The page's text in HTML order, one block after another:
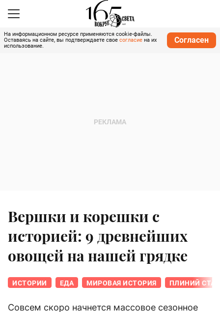
На информационном ресурсе применяются cookie-файлы.
Оставаясь на сайте, вы подтверждаете свое согласие на их
использование.
Согласен
Вершки и корешки с
историей: 9 древнейших
овощей на нашей грядке
ИСТОРИИ ЕДА МИРОВАЯ ИСТОРИЯ ПЛИНИЙ
Совсем скоро начнется массовое сезонное